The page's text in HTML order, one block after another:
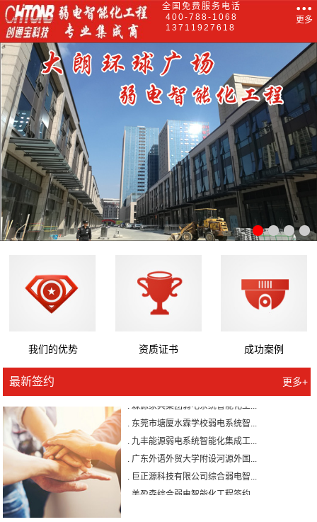
全国免费服务电话
400-788-1068
13711927618
更多
我们的优势 资质证书 成功案例
最新签约 更多+
. 森源家具集团弱电系统智能化工...